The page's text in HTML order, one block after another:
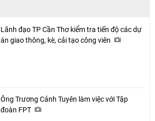
Lãnh đạo TP Cần Thơ kiểm tra tiến độ các dự
án giao thông, kè, cải tạo công viên
Ông Trương Cảnh Tuyên làm việc với Tập
đoàn FPT